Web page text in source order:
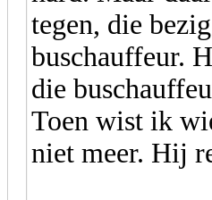
tegen, die
buschauffeur.
die
Toen wist ik
niet meer. Hij